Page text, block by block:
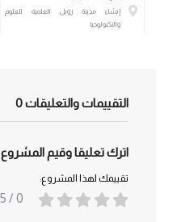
إنشاء مدينة زويل العلمية للعلوم
والتكنولوجيا
التقييمات والتعليقات0
اترك تعليقا وقيم المشروع
تقييمك لهذا المشروع:
0
/ 5